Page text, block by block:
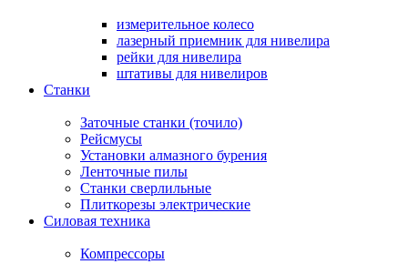
измерительное колесо
лазерный приемник для нивелира
рейки для нивелира
штативы для нивелиров
Станки
Заточные станки (точило)
Рейсмусы
Установки алмазного бурения
Ленточные пилы
Станки сверлильные
Плиткорезы электрические
Силовая техника
Компрессоры